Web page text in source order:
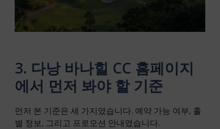
3. 다낭 바나힐 CC 홈페이지
에서 먼저 봐야 할 기준
먼저 본 기준은 세 가지였습니다. 예약 가능 여부, 홀
별 정보, 그리고 프로모션 안내였습니다.